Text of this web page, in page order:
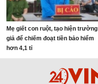
Mẹ giết con ruột, tạo hiện trường
giả để chiếm đoạt tiền bảo hiểm
hơn 4,1 tỉ